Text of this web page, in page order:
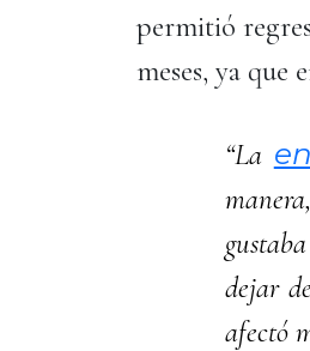
permitió
meses, ya que
“La
dejar
afectó